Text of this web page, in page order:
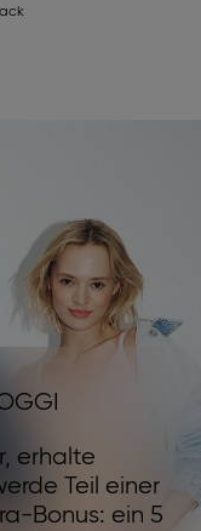
erhalte
Teil einer
Bonus: ein 5